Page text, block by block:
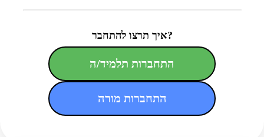
איך תרצו להתחבר?
התחברות תלמיד/ה
התחברות מורה